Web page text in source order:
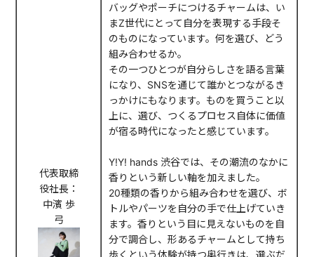
代表取締
役社長：
中濱 歩
弓
バッグやポーチにつけるチャームは、い
まZ世代にとって自分を表現する手段そ
のものになっています。何を選び、どう
組み合わせるか。
その一つひとつが自分らしさを語る言葉
になり、SNSを通じて誰かとつながるき
っかけにもなります。ものを買うこと以
上に、選び、つくるプロセス自体に価値
が宿る時代になったと感じています。
Y!Y! hands 渋谷では、その潮流のなかに
香りという新しい軸を加えました。
20種類の香りから組み合わせを選び、ボ
トルやパーツを自分の手で仕上げていき
ます。香りという目に見えないものを自
分で調合し、形あるチャームとして持ち